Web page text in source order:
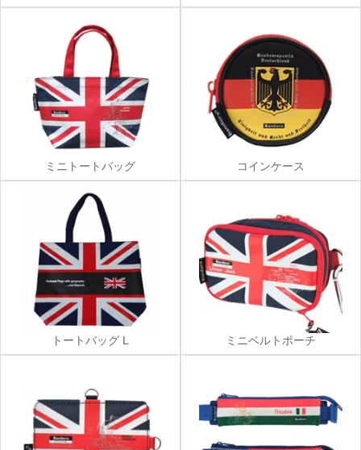
ミニトートバッグ コインケース
トートバッグ L ミニベルトポーチ